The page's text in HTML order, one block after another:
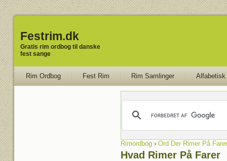
Festrim.dk
Gratis rim ordbog til danske
fest sange
Rim Ordbog Fest Rim Rim Samlinger Alfabetisk
Rimordbog› Ord Der Rimer På Farer
Hvad Rimer På Farer